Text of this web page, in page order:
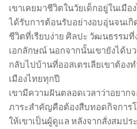
เขาเคยมาชีวิตในวัยเด็กอยู่ในเมื
ได้รับการต้อนรับอย่างอบอุ่นจนเ
ชีวิตที่เรียบง่าย ศิลปะ วัฒนธรรมที่
เอกลักษณ์ นอกจากนั้นเขายังได้บ
กลับไปบ้านที่ออสเตรเลียเขาต้อง
เมืองไทยทุกปี
เขามีความฝันตลอดเวลาว่าอยาก
ภาระสำคัญคือต้องสืบทอดกิจการ
ให้เขาเป็นผู้ดูแล หลังจากสั่งสมป